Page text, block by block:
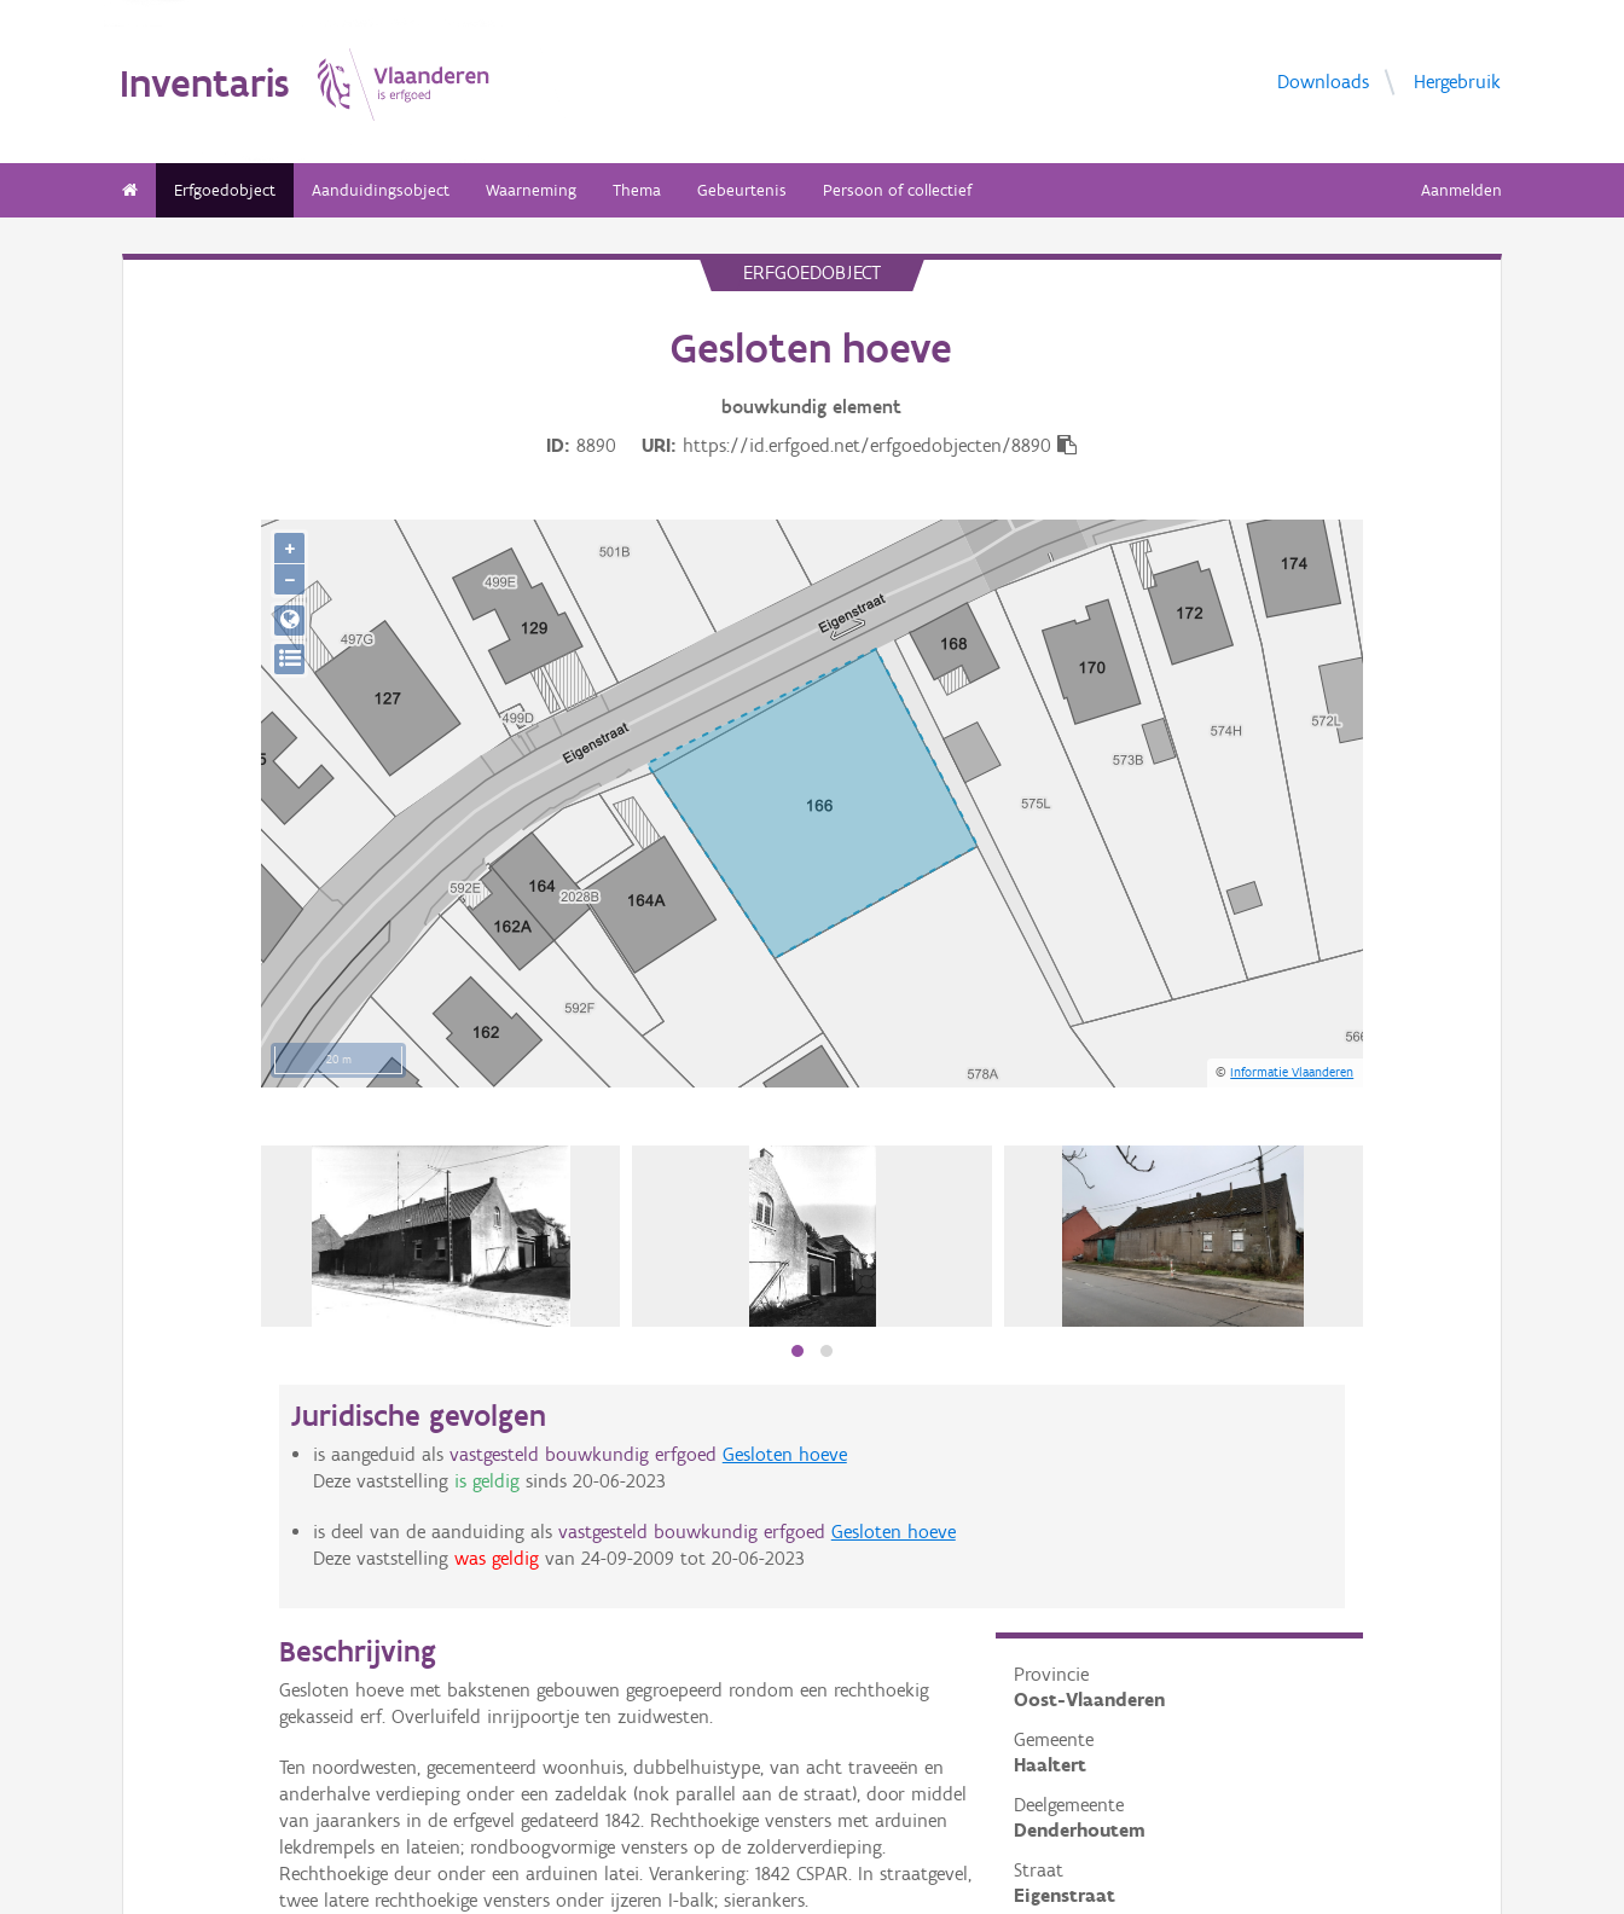
Inventaris Downloads Hergebruik
Erfgoedobject Aanduidingsobject Waarneming Thema Gebeurtenis Persoon of collectief Aanmelden
ERFGOEDOBJECT
Gesloten hoeve
bouwkundig element
ID
8890 URI https://id.erfgoed.net/erfgoedobjecten/8890
20 m
©Informatie Vlaanderen
+
−
Juridische gevolgen
is aangeduid als vastgesteld bouwkundig erfgoed Gesloten hoeve
Deze vaststelling is geldigsinds 20-06-2023
is deel van de aanduiding als vastgesteld bouwkundig erfgoed Gesloten hoeve
Deze vaststelling was geldigvan 24-09-2009 tot 20-06-2023
Provincie
Oost-Vlaanderen
Gemeente
Haaltert
Deelgemeente
Denderhoutem
Straat
Eigenstraat
Beschrijving
Gesloten hoeve met bakstenen gebouwen gegroepeerd rondom een rechthoekig
gekasseid erf. Overluifeld inrijpoortje ten zuidwesten.
Ten noordwesten, gecementeerd woonhuis, dubbelhuistype, van acht traveeën en
anderhalve verdieping onder een zadeldak (nok parallel aan de straat), door middel
van jaarankers in de erfgevel gedateerd 1842. Rechthoekige vensters met arduinen
lekdrempels en lateien; rondboogvormige vensters op de zolderverdieping.
Rechthoekige deur onder een arduinen latei. Verankering: 1842 CSPAR. In straatgevel,
twee latere rechthoekige vensters onder ijzeren I-balk; sierankers.